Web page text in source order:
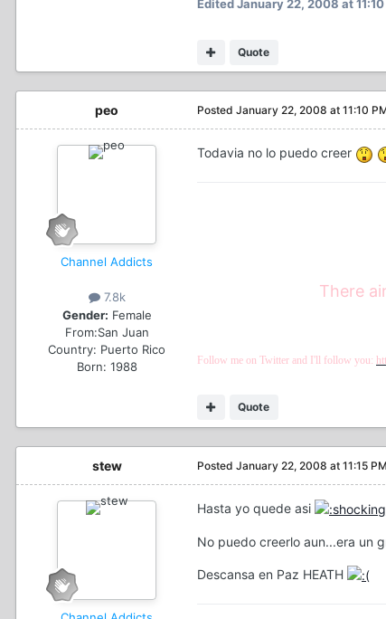
EditedJanuary 22, 2008 at 11:10
Quote
peo
Channel Addicts
7.8k
Gender: Female
From:San Juan
Country: Puerto Rico
Born: 1988
Posted January 22, 2008 at 11:10
Todavia no lo puedo creer
Quote
There
Follow me on Twitter and I'll follow you:
stew Posted January 22, 2008 at 11:15 PM
Hasta yo quede asi
No puedo creerlo aun...era un
Descansa en Paz HEATH